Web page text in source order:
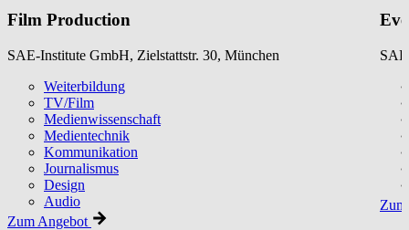
Film Production
SAE-Institute GmbH, Zielstattstr. 30, München
Weiterbildung
TV/Film
Medienwissenschaft
Medientechnik
Kommunikation
Journalismus
Design
Audio
Zum Angebot